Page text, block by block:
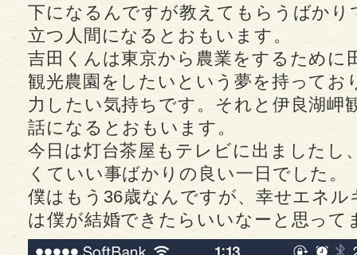
下になるんですが教えてもらうばかり
立つ人間になるとおもいます。
吉田くんは東京から農業をするために
観光農園をしたいという夢を持ってお
力したい気持ちです。それと伊良湖岬
話になるとおもいます。
今日は灯台茶屋もテレビに出ましたし
くていい事ばかりの良い一日でした。
僕はもう36歳なんですが、幸せエネ
は僕が結婚できたらいいなーと思って